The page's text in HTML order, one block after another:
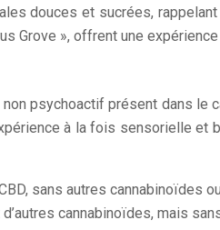
douces et sucrées,
Grove », offrent une
non psychoactif présent dans
à la fois sensorielle
sans autres cannabinoïdes
d’autres cannabinoïdes, mais